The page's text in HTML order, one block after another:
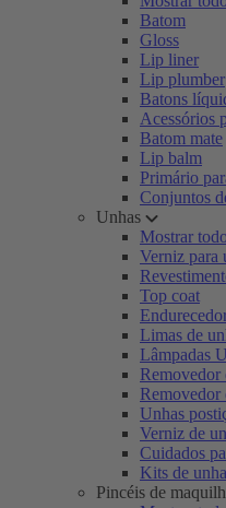
Batom
Gloss
Lip liner
Lip plumber
Batons
Acessórios
Batom mate
Lip balm
Primário
Conjuntos
Unhas
Mostrar
Verniz para
Top coat
Limas de
Lâmpadas
Removedor
Removedor
Unhas
Verniz de
Cuidados
Kits de
Pincéis de